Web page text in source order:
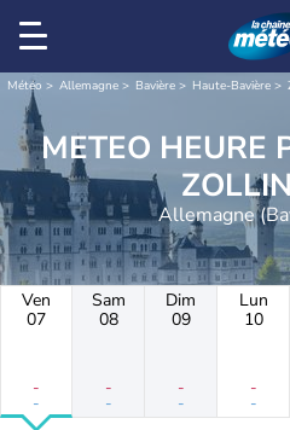
Météo Allemagne Bavière Haute-Bavière
METEO HEURE
Allemagne
Ven
07
-
-
Sam
08
-
-
Dim
09
-
-
Lun
10
-
-